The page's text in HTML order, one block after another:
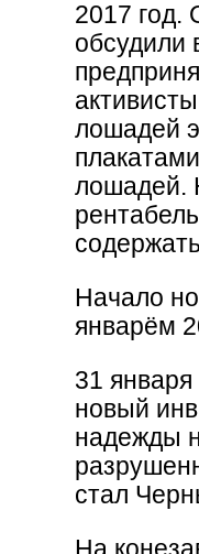
2017 год.
лошадей
лошадей.
Начало
январём
31
новый
надежды
стал